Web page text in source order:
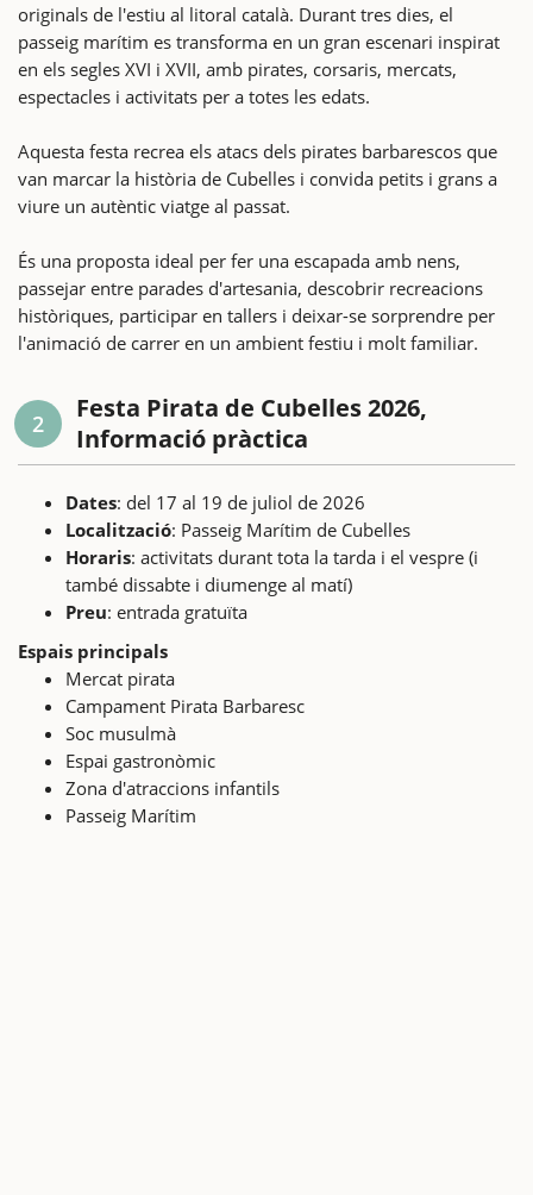
originals de l'estiu al litoral català. Durant tres dies, el
passeig marítim es transforma en un gran escenari inspirat
en els segles XVI i XVII, amb pirates, corsaris, mercats,
espectacles i activitats per a totes les edats.
Aquesta festa recrea els atacs dels pirates barbarescos que
van marcar la història de Cubelles i convida petits i grans a
viure un autèntic viatge al passat.
És una proposta ideal per fer una escapada amb nens,
passejar entre parades d'artesania, descobrir recreacions
històriques, participar en tallers i deixar-se sorprendre per
l'animació de carrer en un ambient festiu i molt familiar.
2
Festa Pirata de Cubelles 2026,
Informació pràctica
Dates: del 17 al 19 de juliol de 2026
Localització: Passeig Marítim de Cubelles
Horaris: activitats durant tota la tarda i el vespre (i
també dissabte i diumenge al matí)
Preu: entrada gratuïta
Espais principals
Mercat pirata
Campament Pirata Barbaresc
Soc musulmà
Espai gastronòmic
Zona d'atraccions infantils
Passeig Marítim